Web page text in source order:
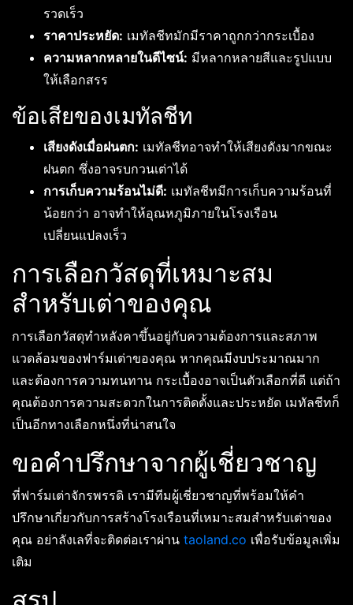
รวดเร็ว
ราคาประหยัด: เมทัลชีทมักมีราคาถูกกว่ากระเบื้อง
ความหลากหลายในดีไซน์: มีหลากหลายสีและรูปแบบ
ให้เลือกสรร
ข้อเสียของเมทัลชีท
เสียงดังเมื่อฝนตก: เมทัลชีทอาจทำให้เสียงดังมากขณะ
ฝนตก ซึ่งอาจรบกวนเต่าได้
การเก็บความร้อนไม่ดี: เมทัลชีทมีการเก็บความร้อนที่
น้อยกว่า อาจทำให้อุณหภูมิภายในโรงเรือน
เปลี่ยนแปลงเร็ว
การเลือกวัสดุที่เหมาะสม
สำหรับเต่าของคุณ
การเลือกวัสดุทำหลังคาขึ้นอยู่กับความต้องการและสภาพ
แวดล้อมของฟาร์มเต่าของคุณ หากคุณมีงบประมาณมาก
และต้องการความทนทาน กระเบื้องอาจเป็นตัวเลือกที่ดี แต่ถ้า
คุณต้องการความสะดวกในการติดตั้งและประหยัด เมทัลชีทก็
เป็นอีกทางเลือกหนึ่งที่น่าสนใจ
ขอคำปรึกษาจากผู้เชี่ยวชาญ
ที่ฟาร์มเต่าจักรพรรดิ เรามีทีมผู้เชี่ยวชาญที่พร้อมให้คำ
ปรึกษาเกี่ยวกับการสร้างโรงเรือนที่เหมาะสมสำหรับเต่าของ
คุณ อย่าลังเลที่จะติดต่อเราผ่าน taoland.co เพื่อรับข้อมูลเพิ่ม
เติม